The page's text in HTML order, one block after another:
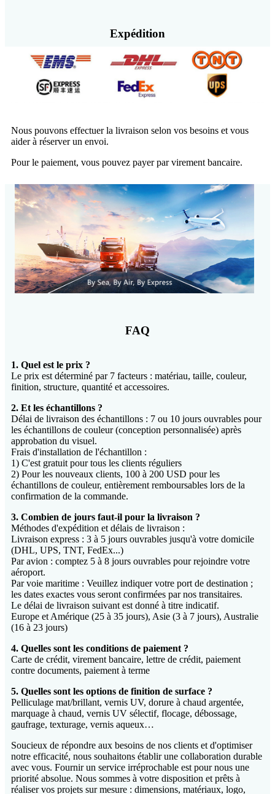
Expédition
Nous pouvons effectuer la livraison selon vos besoins et vous
aider à réserver un envoi.
Pour le paiement, vous pouvez payer par virement bancaire.
FAQ
1. Quel est le prix ?
Le prix est déterminé par 7 facteurs : matériau, taille, couleur,
finition, structure, quantité et accessoires.
2. Et les échantillons ?
Délai de livraison des échantillons : 7 ou 10 jours ouvrables pour
les échantillons de couleur (conception personnalisée) après
approbation du visuel.
Frais d'installation de l'échantillon :
1) C'est gratuit pour tous les clients réguliers
2) Pour les nouveaux clients, 100 à 200 USD pour les
échantillons de couleur, entièrement remboursables lors de la
confirmation de la commande.
3. Combien de jours faut-il pour la livraison ?
Méthodes d'expédition et délais de livraison :
Livraison express : 3 à 5 jours ouvrables jusqu'à votre domicile
(DHL, UPS, TNT, FedEx...)
Par avion : comptez 5 à 8 jours ouvrables pour rejoindre votre
aéroport.
Par voie maritime : Veuillez indiquer votre port de destination ;
les dates exactes vous seront confirmées par nos transitaires.
Le délai de livraison suivant est donné à titre indicatif.
Europe et Amérique (25 à 35 jours), Asie (3 à 7 jours), Australie
(16 à 23 jours)
4. Quelles sont les conditions de paiement ?
Carte de crédit, virement bancaire, lettre de crédit, paiement
contre documents, paiement à terme
5. Quelles sont les options de finition de surface ?
Pelliculage mat/brillant, vernis UV, dorure à chaud argentée,
marquage à chaud, vernis UV sélectif, flocage, débossage,
gaufrage, texturage, vernis aqueux…
Soucieux de répondre aux besoins de nos clients et d'optimiser
notre efficacité, nous souhaitons établir une collaboration durable
avec vous. Fournir un service irréprochable est pour nous une
priorité absolue. Nous sommes à votre disposition et prêts à
réaliser vos projets sur mesure : dimensions, matériaux, logo,